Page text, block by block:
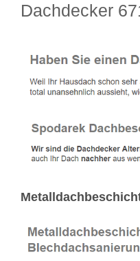
Dachdecker